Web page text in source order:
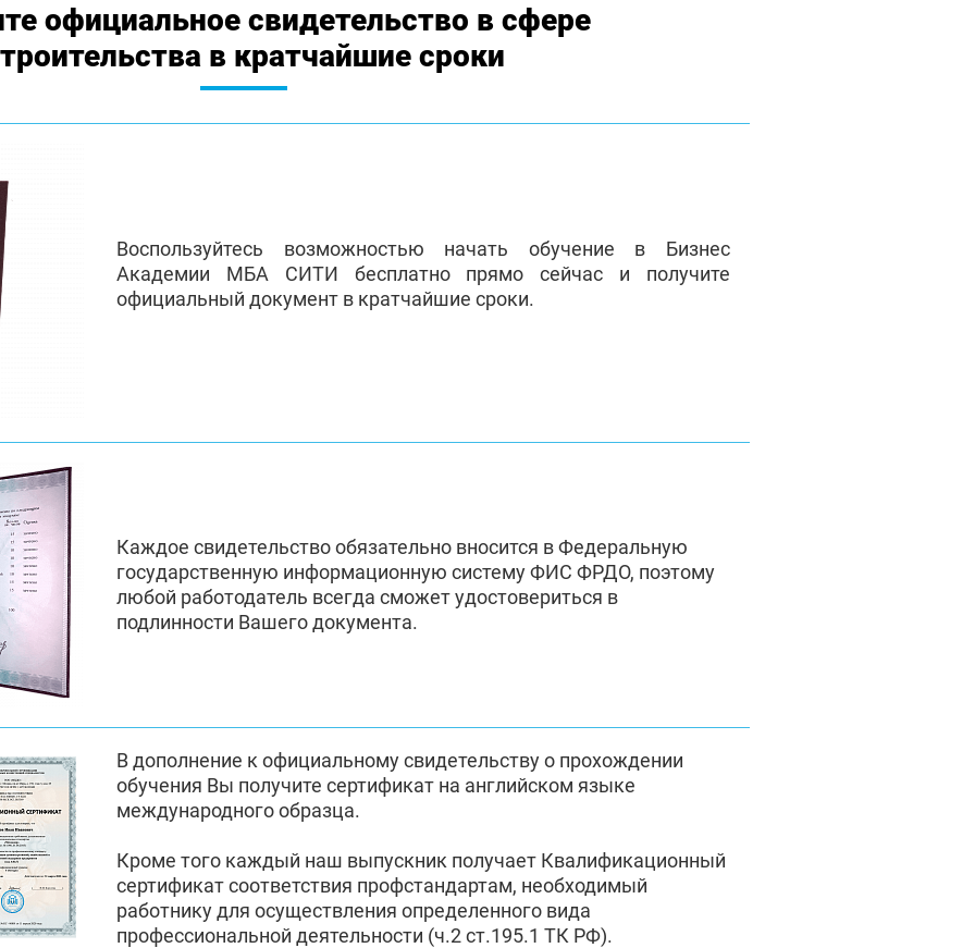
официальное свидетельство в сфере
в кратчайшие сроки
Воспользуйтесь возможностью начать обучение в Бизнес
Академии МБА СИТИ бесплатно прямо сейчас и получите
официальный документ в кратчайшие сроки.
Каждое свидетельство обязательно вносится в Федеральную
государственную информационную систему ФИС ФРДО, поэтому
любой работодатель всегда сможет удостовериться в
подлинности Вашего документа.
В дополнение к официальному свидетельству о прохождении
обучения Вы получите сертификат на английском языке
международного образца.
Кроме того каждый наш выпускник получает Квалификационный
сертификат соответствия профстандартам, необходимый
работнику для осуществления определенного вида
профессиональной деятельности (ч.2 ст.195.1 ТК РФ).